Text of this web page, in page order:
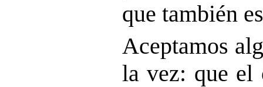
que también
Aceptamos
la vez: que el